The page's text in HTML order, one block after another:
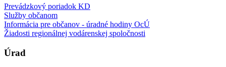
Prevádzkový poriadok KD
Služby občanom
Informácia pre občanov - úradné hodiny OcÚ
Žiadosti regionálnej vodárenskej spoločnosti
Úrad